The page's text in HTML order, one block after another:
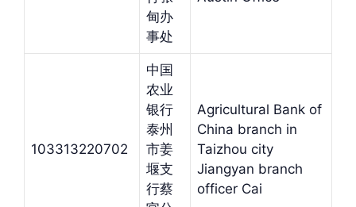
甸办
事处
103313220702
中国
农业
银行
泰州
市姜
堰支
行蔡
Agricultural Bank of
China branch in
Taizhou city
Jiangyan branch
officer Cai